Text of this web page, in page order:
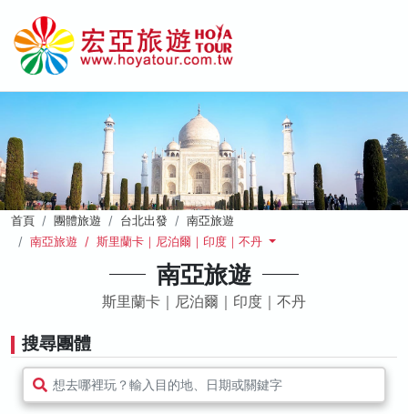
首頁 團體旅遊 台北出發
南亞旅遊
南亞旅遊 / 斯里蘭卡｜尼泊爾｜印度｜不丹
南亞旅遊
斯里蘭卡｜尼泊爾｜印度｜不丹
搜尋團體
想去哪裡玩？輸入目的地、日期或關鍵字